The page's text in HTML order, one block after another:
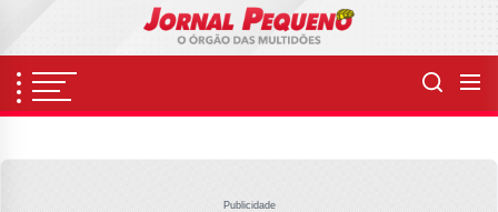
content
Publicidade